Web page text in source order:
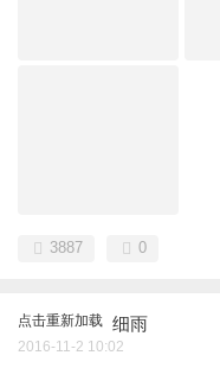
3887 0
点击重新加载 细雨
2016-11-2 10:02